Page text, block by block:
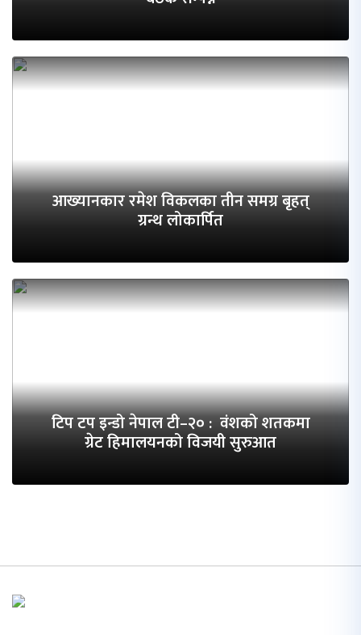
आख्यानकार रमेश विकलका तीन समग्र बृहत्
ग्रन्थ लोकार्पित
टिप टप इन्डो नेपाल टी–२० : वंशको शतकमा
ग्रेट हिमालयनको विजयी सुरुआत